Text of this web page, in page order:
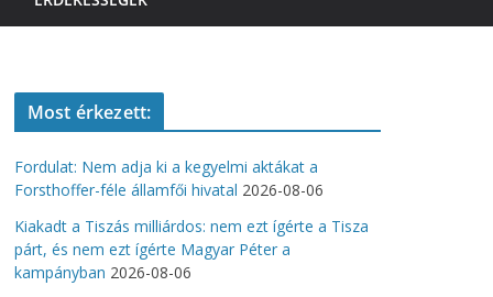
Most érkezett:
Fordulat: Nem adja ki a kegyelmi aktákat a
Forsthoffer-féle államfői hivatal 2026-08-06
Kiakadt a Tiszás milliárdos: nem ezt ígérte a Tisza
párt, és nem ezt ígérte Magyar Péter a
kampányban 2026-08-06